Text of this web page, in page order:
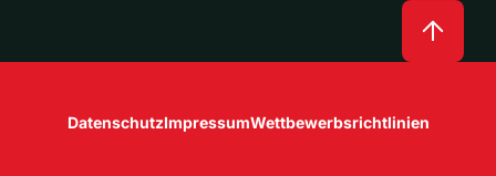
DatenschutzImpressumWettbewerbsrichtlinien